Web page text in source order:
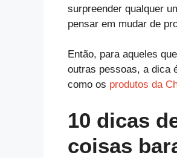
surpreender qualquer
pensar em mudar de
Então, para aqueles
outras pessoas, a dica
como os produtos da
10 dicas
coisas